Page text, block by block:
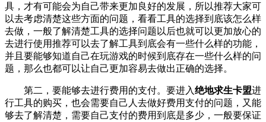
具，才有可能会为自己带来更加良好的发展，所以推荐大家可
以去考虑清楚这些方面的问题，看看工具的选择到底该怎么样
去做，一般了解清楚工具的选择问题以后也就可以更加放心的
去进行使用推荐可以去了解工具到底会有一些什么样的功能，
并且要能够知道自己在玩游戏的时候到底存在一些什么样的问
题，那么也都可以让自己更加容易去做出正确的选择。
第二，要能够去进行费用的支付。要进入绝地求生卡盟进
行工具的购买，也会需要自己人去做好费用支付的问题，又能
够去了解清楚，需要自己支付的费用到底是多少，一般要保证